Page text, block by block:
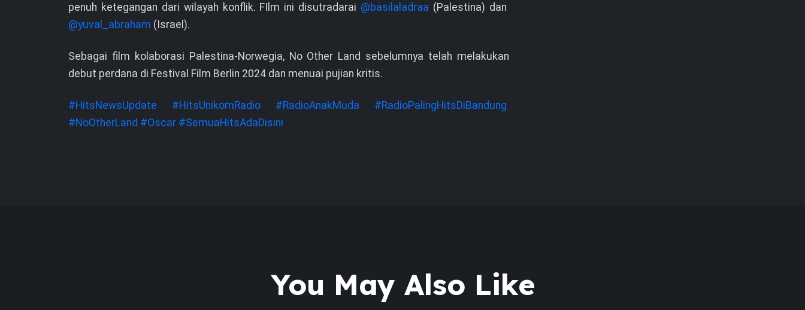
penuh ketegangan dari wilayah konflik. FIlm ini disutradarai @basilaladraa (Palestina) dan
@yuval_abraham (Israel).
Sebagai film kolaborasi Palestina-Norwegia, No Other Land sebelumnya telah melakukan
debut perdana di Festival Film Berlin 2024 dan menuai pujian kritis.
#HitsNewsUpdate #HitsUnikomRadio #RadioAnakMuda
#RadioPalingHitsDiBandung
#NoOtherLand #Oscar #SemuaHitsAdaDisini
You May Also Like